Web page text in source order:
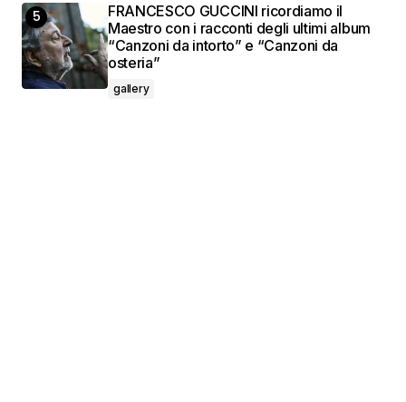
FRANCESCO GUCCINI ricordiamo il
Maestro con i racconti degli ultimi album
“Canzoni da intorto” e “Canzoni da
osteria”
gallery